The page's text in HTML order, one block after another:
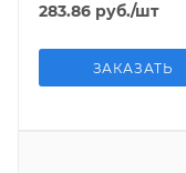
283.86 руб./шт
ЗАКАЗАТЬ